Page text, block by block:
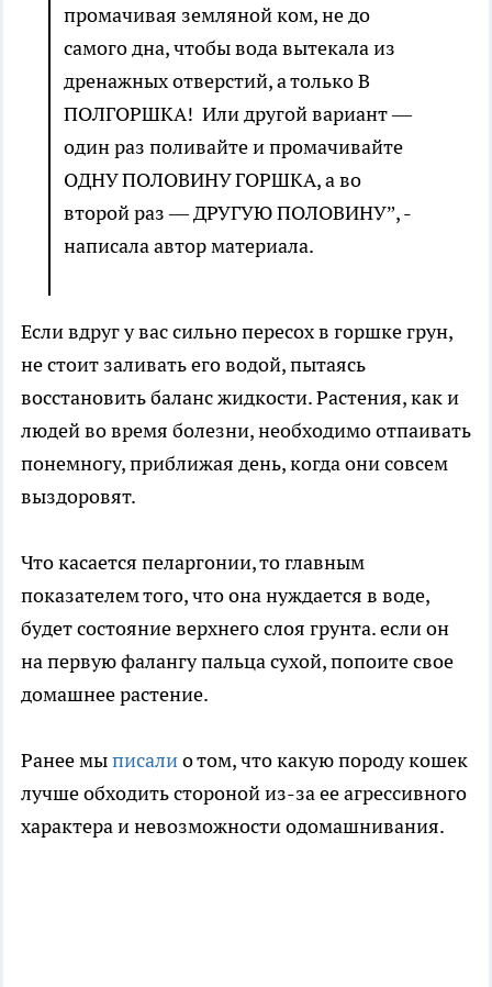
промачивая земляной ком, не до
самого дна, чтобы вода вытекала из
дренажных отверстий, а только В
ПОЛГОРШКА! Или другой вариант —
один раз поливайте и промачивайте
ОДНУ ПОЛОВИНУ ГОРШКА, а во
второй раз — ДРУГУЮ ПОЛОВИНУ”, -
написала автор материала.
Если вдруг у вас сильно пересох в горшке грун,
не стоит заливать его водой, пытаясь
восстановить баланс жидкости. Растения, как и
людей во время болезни, необходимо отпаивать
понемногу, приближая день, когда они совсем
выздоровят.
Что касается пеларгонии, то главным
показателем того, что она нуждается в воде,
будет состояние верхнего слоя грунта. если он
на первую фалангу пальца сухой, попоите свое
домашнее растение.
Ранее мыписалио том, что какую породу кошек
лучше обходить стороной из-за ее агрессивного
характера и невозможности одомашнивания.